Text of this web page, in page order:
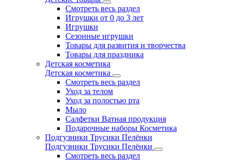
Смотреть весь раздел
Игрушки от 0 до 3 лет
Игрушки
Сезонные игрушки
Товары для развития и творчества
Товары для праздника
Детская косметика
Детская косметика
Смотреть весь раздел
Уход за телом
Уход за полостью рта
Мыло
Салфетки Ватная продукция
Подарочные наборы Косметика
Подгузники Трусики Пелёнки
Подгузники Трусики Пелёнки
Смотреть весь раздел